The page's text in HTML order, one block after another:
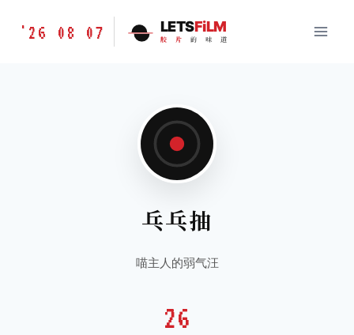
胶
'26 08 07 LETSFiLM
胶 片 的 味 道
乓乓抽
喵主人的弱气汪
26